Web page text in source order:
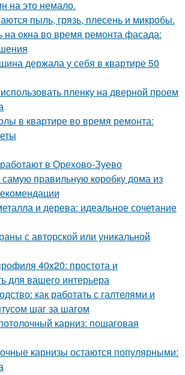
на это немало.
пыль, грязь, плесень и микробы.
на окна во время ремонта фасада:
держала у себя в квартире 50
пленку на дверной проем
в квартире во время ремонта:
в Орехово-Зуево
самую правильную коробку дома из
и дерева: идеальное сочетание
с авторской или уникальной
40х20: простота и
для вашего интерьера
как работать с галтелями и
шаг за шагом
карниз: пошаговая
карнизы остаются популярными: